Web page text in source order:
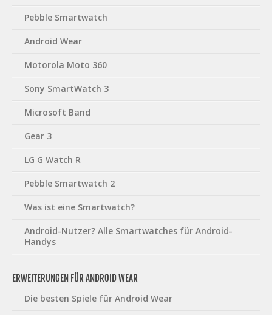
Pebble Smartwatch
Android Wear
Motorola Moto 360
Sony SmartWatch 3
Microsoft Band
Gear 3
LG G Watch R
Pebble Smartwatch 2
Was ist eine Smartwatch?
Android-Nutzer? Alle Smartwatches für Android-
Handys
ERWEITERUNGEN FÜR ANDROID WEAR
Die besten Spiele für Android Wear